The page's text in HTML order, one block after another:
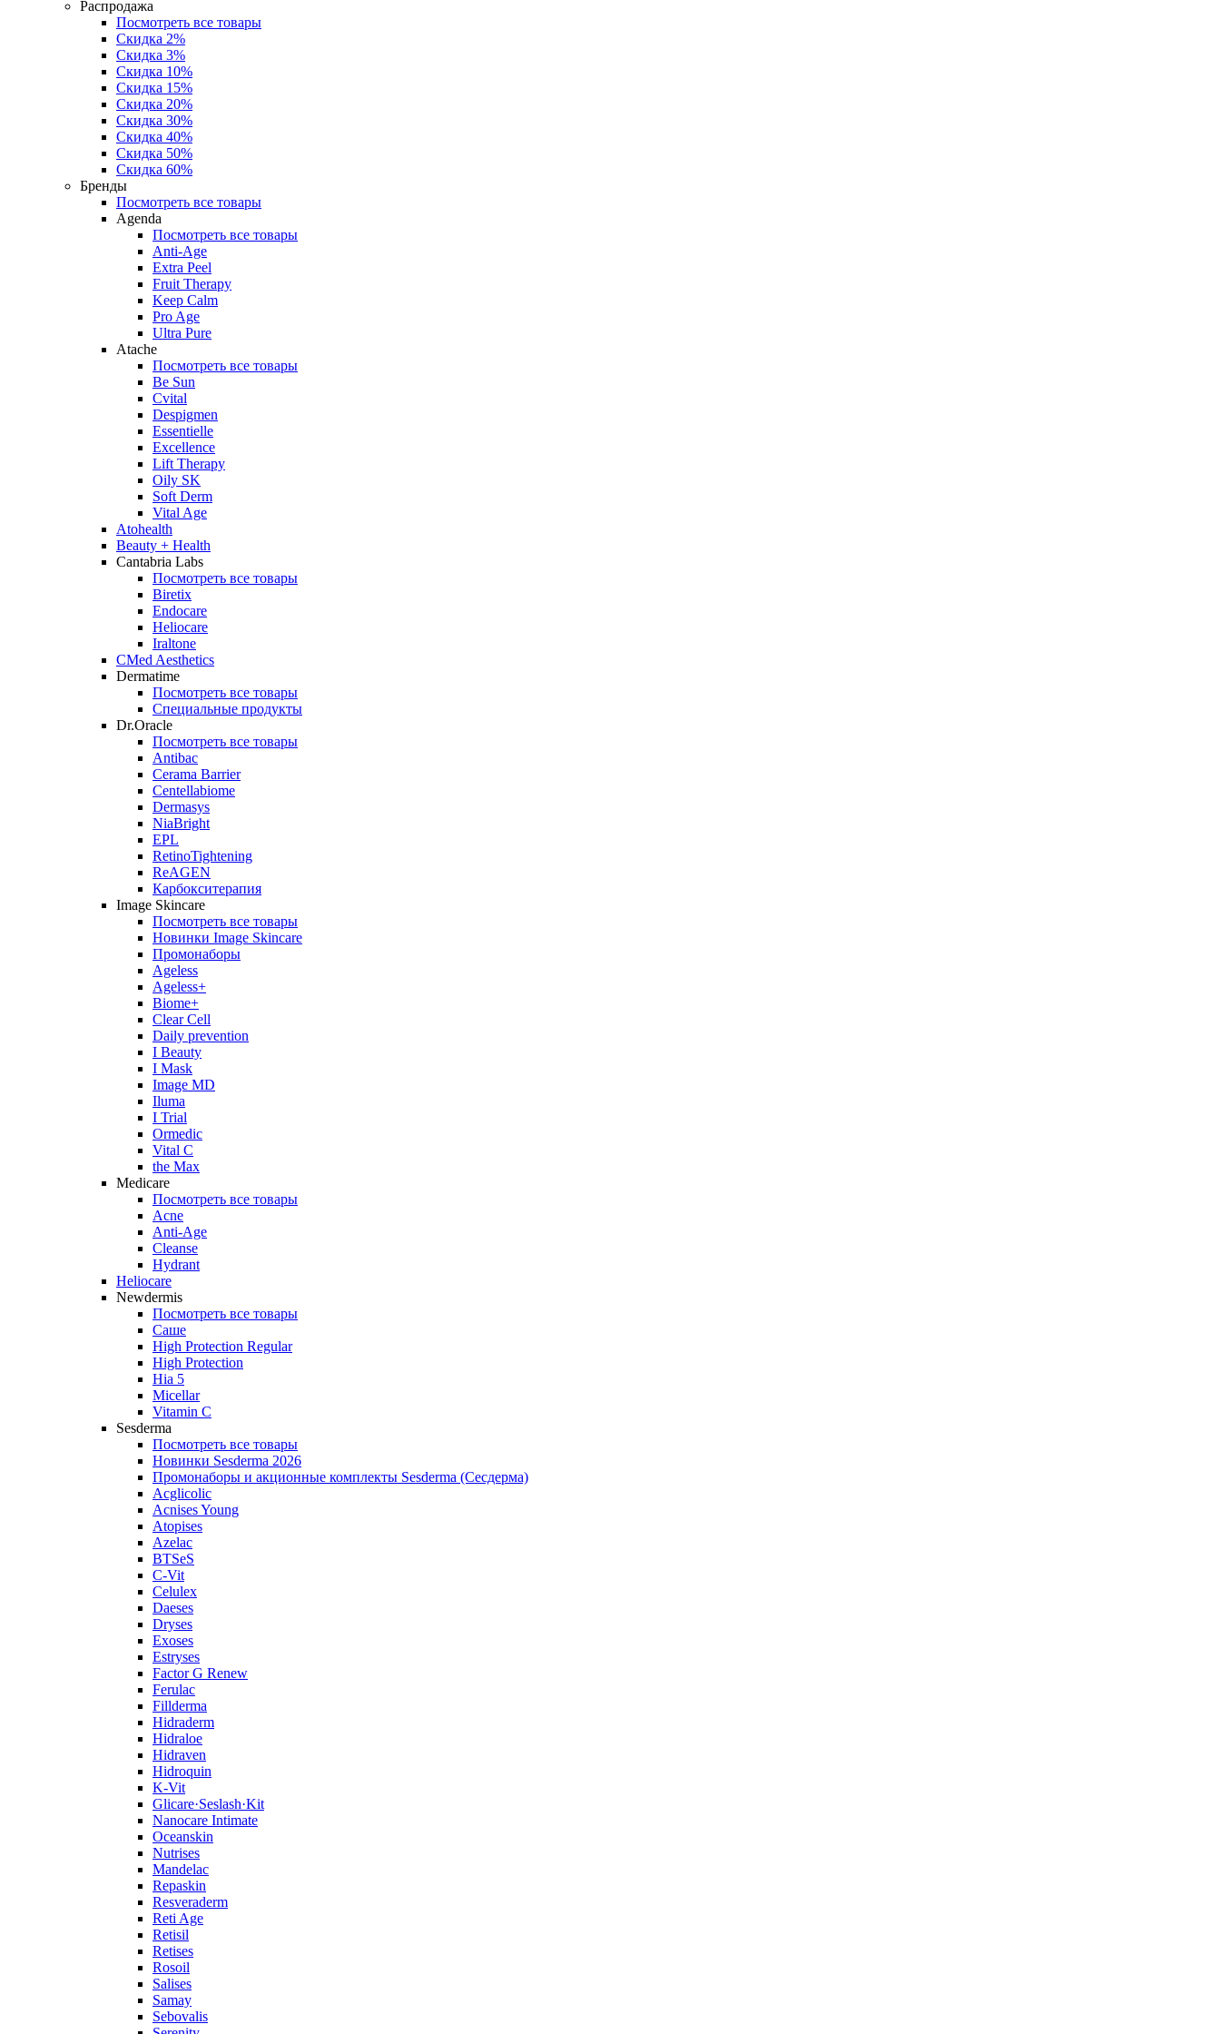
Распродажа
Посмотреть все товары
Скидка 2%
Скидка 3%
Скидка 10%
Скидка 15%
Скидка 20%
Скидка 30%
Скидка 40%
Скидка 50%
Скидка 60%
Бренды
Посмотреть все товары
Agenda
Посмотреть все товары
Anti‑Age
Extra Peel
Fruit Therapy
Keep Calm
Pro Age
Ultra Pure
Atache
Посмотреть все товары
Be Sun
Cvital
Despigmen
Essentielle
Excellence
Lift Therapy
Oily SK
Soft Derm
Vital Age
Atohealth
Beauty + Health
Cantabria Labs
Посмотреть все товары
Biretix
Endocare
Heliocare
Iraltone
CMed Aesthetics
Dermatime
Посмотреть все товары
Специальные продукты
Dr.Oracle
Посмотреть все товары
Antibac
Cerama Barrier
Centellabiome
Dermasys
NiaBright
EPL
RetinoTightening
ReAGEN
Карбокситерапия
Image Skincare
Посмотреть все товары
Новинки Image Skincare
Промонаборы
Ageless
Ageless+
Biome+
Clear Cell
Daily prevention
I Beauty
I Mask
Image MD
Iluma
I Trial
Ormedic
Vital C
the Max
Medicare
Посмотреть все товары
Acne
Anti‑Age
Cleanse
Hydrant
Heliocare
Newdermis
Посмотреть все товары
Саше
High Protection Regular
High Protection
Hia 5
Micellar
Vitamin C
Sesderma
Посмотреть все товары
Новинки Sesderma 2026
Промонаборы и акционные комплекты Sesderma (Сесдерма)
Acglicolic
Acnises Young
Atopises
Azelac
BTSeS
C‑Vit
Celulex
Daeses
Dryses
Exoses
Estryses
Factor G Renew
Ferulac
Fillderma
Hidraderm
Hidraloe
Hidraven
Hidroquin
K-Vit
Glicare·Seslash·Kit
Nanocare Intimate
Oceanskin
Nutrises
Mandelac
Repaskin
Resveraderm
Reti Age
Retisil
Retises
Rosoil
Salises
Samay
Sebovalis